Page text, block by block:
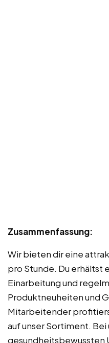
Zusammenfassung:
Wir bieten dir eine
pro Stunde. Du erhältst
Einarbeitung und
Produktneuheiten und
Mitarbeitender
auf unser Sortiment.
gesundheitsbewussten